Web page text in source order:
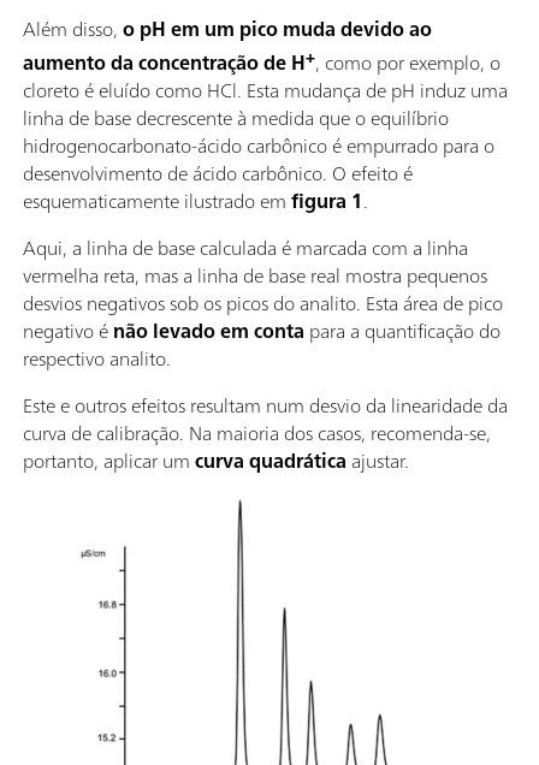
Além disso,o pH em um pico muda devido ao
aumento da concentração de H+, como por exemplo, o
cloreto é eluído como HCl. Esta mudança de pH induz uma
linha de base decrescente à medida que o equilíbrio
hidrogenocarbonato-ácido carbônico é empurrado para o
desenvolvimento de ácido carbônico. O efeito é
esquematicamente ilustrado emfigura 1.
Aqui, a linha de base calculada é marcada com a linha
vermelha reta, mas a linha de base real mostra pequenos
desvios negativos sob os picos do analito. Esta área de pico
negativo énão levado em conta para a quantificação do
respectivo analito.
Este e outros efeitos resultam num desvio da linearidade da
curva de calibração. Na maioria dos casos, recomenda-se,
portanto, aplicar umcurva quadrática ajustar.